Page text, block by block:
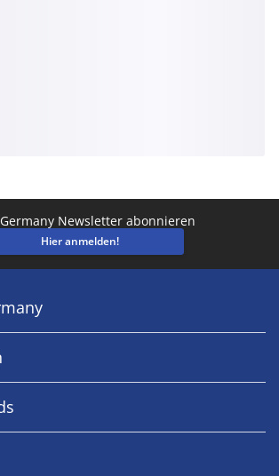
Newsletter abonnieren
Hier anmelden!